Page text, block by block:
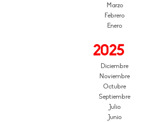
Marzo
Febrero
Enero
2025
Diciembre
Noviembre
Octubre
Septiembre
Julio
Junio